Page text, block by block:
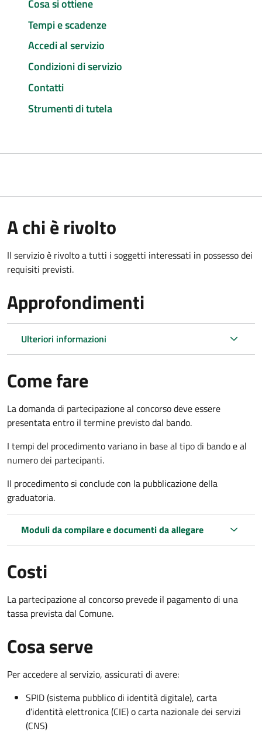
Cosa si ottiene
Tempi e scadenze
Accedi al servizio
Condizioni di servizio
Contatti
Strumenti di tutela
A chi è rivolto
Il servizio è rivolto a tutti i soggetti interessati in possesso dei
requisiti previsti.
Approfondimenti
Ulteriori informazioni
Come fare
La domanda di partecipazione al concorso deve essere
presentata entro il termine previsto dal bando.
I tempi del procedimento variano in base al tipo di bando e al
numero dei partecipanti.
Il procedimento si conclude con la pubblicazione della
graduatoria.
Moduli da compilare e documenti da allegare
Costi
La partecipazione al concorso prevede il pagamento di una
tassa prevista dal Comune.
Cosa serve
Per accedere al servizio, assicurati di avere:
SPID (sistema pubblico di identità digitale), carta
d’identità elettronica (CIE) o carta nazionale dei servizi
(CNS)